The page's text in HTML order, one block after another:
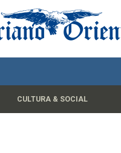
CULTURA & SOCIAL